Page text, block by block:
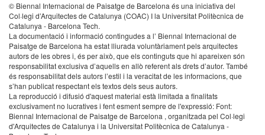
© Biennal Internacional de Paisatge de Barcelona és una iniciativa del
Col·legi d’Arquitectes de Catalunya (COAC) I la Universitat Politècnica de
Catalunya - Barcelona Tech.
La documentació i informació contingudes a l’ Biennal Internacional de
Paisatge de Barcelona ha estat lliurada voluntàriament pels arquitectes
autors de les obres i, és per això, que els continguts que hi apareixen són
responsabilitat exclusiva d’aquells en allò referent als drets d’autor. També
és responsabilitat dels autors l’estil i la veracitat de les informacions, que
s’han publicat respectant els textos dels seus autors.
La reproducció i difusió d'aquest material està limitada a finalitats
exclusivament no lucratives i fent esment sempre de l'expressió: Font:
Biennal Internacional de Paisatge de Barcelona , organitzada pel Col·legi
d'Arquitectes de Catalunya i la Universitat Politècnica de Catalunya -